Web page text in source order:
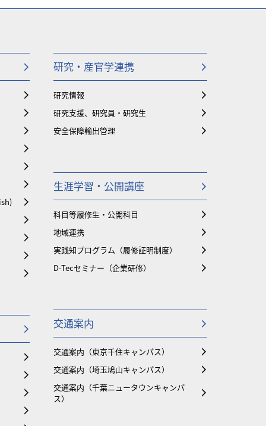
研究・産官学連携
研究情報
研究支援、研究員・研究生
安全保障輸出管理
生涯学習・公開講座
科目等履修生・公開科目
地域連携
実践知プログラム（履修証明制度）
D-Tecセミナー（企業研修）
交通案内
交通案内（東京千住キャンパス）
交通案内（埼玉鳩山キャンパス）
交通案内（千葉ニュータウンキャンパ
ス）